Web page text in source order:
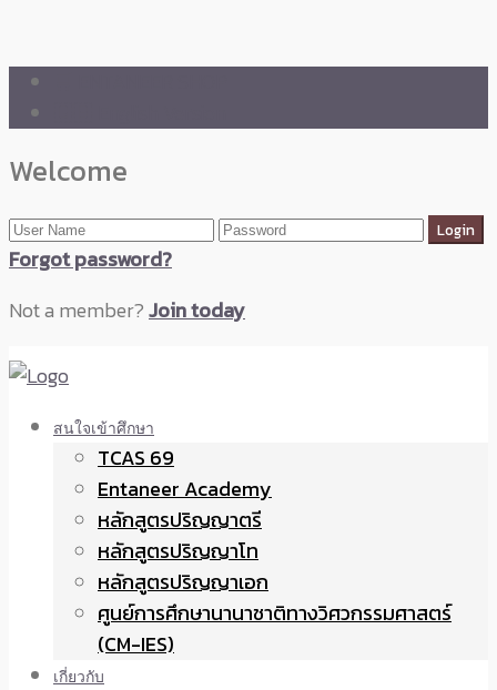
Welcome
Forgot password?
Not a member?Join today
สนใจเข้าศึกษา
TCAS 69
Entaneer Academy
หลักสูตรปริญญาตรี
หลักสูตรปริญญาโท
หลักสูตรปริญญาเอก
ศูนย์การศึกษานานาชาติทางวิศวกรรมศาสตร์
(CM-IES)
เกี่ยวกับ